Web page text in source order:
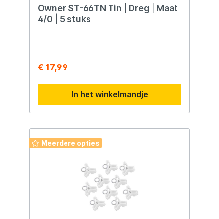
Owner ST-66TN Tin | Dreg | Maat
4/0 | 5 stuks
€ 17,99
In het winkelmandje
Meerdere opties